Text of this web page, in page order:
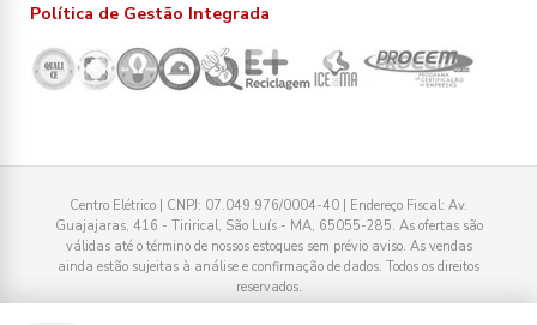
Política de Gestão Integrada
Centro Elétrico | CNPJ: 07.049.976/0004-40 | Endereço Fiscal: Av.
Guajajaras, 416 - Tirirical, São Luís - MA, 65055-285. As ofertas são
válidas até o término de nossos estoques sem prévio aviso. As vendas
ainda estão sujeitas à análise e confirmação de dados. Todos os direitos
reservados.